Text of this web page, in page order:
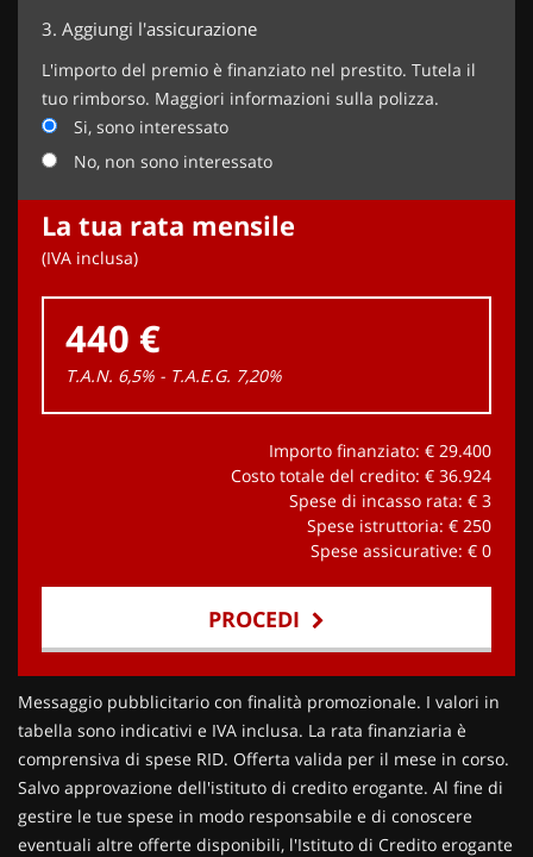
3. Aggiungi l'assicurazione
L'importo del premio è finanziato nel prestito. Tutela il
tuo rimborso. Maggiori informazioni sulla polizza.
Si, sono interessato
No, non sono interessato
La tua rata mensile
(IVA inclusa)
440 €
T.A.N. 6,5% - T.A.E.G. 7,20%
Importo finanziato: € 29.400
Costo totale del credito: € 36.924
Spese di incasso rata: € 3
Spese istruttoria: € 250
Spese assicurative: € 0
PROCEDI
Contattaci
Messaggio pubblicitario con finalità promozionale. I valori in
tabella sono indicativi e IVA inclusa. La rata finanziaria è
comprensiva di spese RID. Offerta valida per il mese in corso.
Salvo approvazione dell'istituto di credito erogante. Al fine di
gestire le tue spese in modo responsabile e di conoscere
eventuali altre offerte disponibili, l'Istituto di Credito erogante